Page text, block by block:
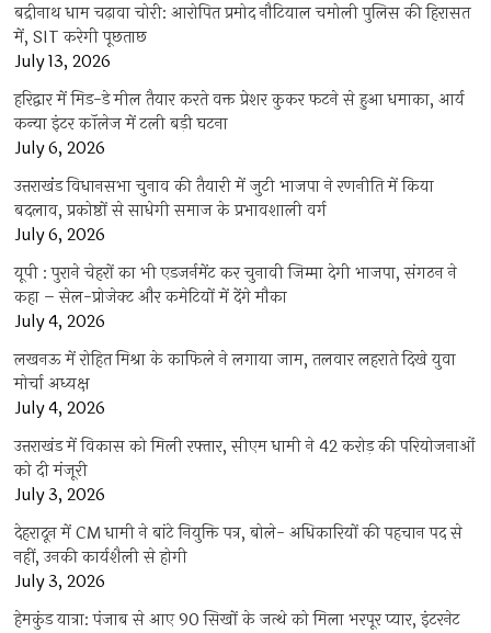
बद्रीनाथ धाम चढ़ावा चोरी: आरोपित प्रमोद नौटियाल चमोली पुलिस की हिरासत
में, SIT करेगी पूछताछ
July 13, 2026
हरिद्वार में मिड-डे मील तैयार करते वक्त प्रेशर कुकर फटने से हुआ धमाका, आर्य
कन्या इंटर कॉलेज में टली बड़ी घटना
July 6, 2026
उत्तराखंंड विधानसभा चुनाव की तैयारी में जुटी भाजपा ने रणनीति में किया
बदलाव, प्रकोष्ठों से साधेगी समाज के प्रभावशाली वर्ग
July 6, 2026
यूपी : पुराने चेहरों का भी एडजर्नमेंट कर चुनावी जिम्मा देगी भाजपा, संगठन ने
कहा – सेल-प्रोजेक्ट और कमेटियों में देंगे मौका
July 4, 2026
लखनऊ में रोहित मिश्रा के काफिले ने लगाया जाम, तलवार लहराते दिखे युवा
मोर्चा अध्यक्ष
July 4, 2026
उत्तराखंड में विकास को मिली रफ्तार, सीएम धामी ने 42 करोड़ की परियोजनाओं
को दी मंजूरी
July 3, 2026
देहरादून में CM धामी ने बांटे नियुक्ति पत्र, बोले- अधिकारियों की पहचान पद से
नहीं, उनकी कार्यशैली से होगी
July 3, 2026
हेमकुंड यात्रा: पंजाब से आए 90 सिखों के जत्थे को मिला भरपूर प्यार, इंटरनेट